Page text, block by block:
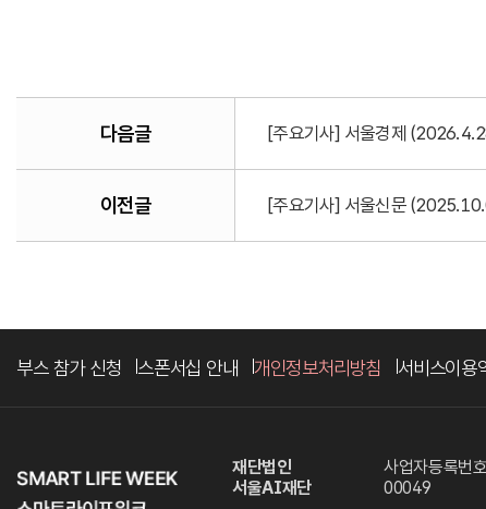
다음글 [주요기사] 서울경제
이전글 [주요기사] 서울신문
부스 참가 신청 스폰서십 안내 개인정보처리방침 서비스이용
재단법인
서울AI재단
사업자등록
00049